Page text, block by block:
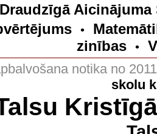
Draudzīgā
•
zinības
•
notika no
skolu